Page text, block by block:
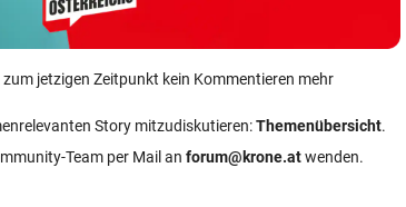
jetzigen Zeitpunkt kein Kommentieren mehr
Story mitzudiskutieren:Themenübersicht.
Team per Mail an forum@krone.atwenden.